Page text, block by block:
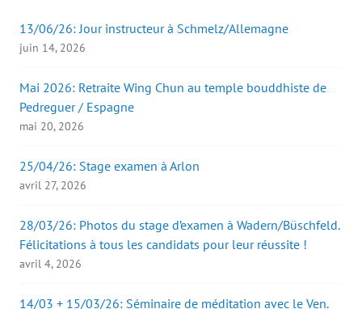
13/06/26: Jour instructeur à Schmelz/Allemagne
juin 14, 2026
Mai 2026: Retraite Wing Chun au temple bouddhiste de
Pedreguer / Espagne
mai 20, 2026
25/04/26: Stage examen à Arlon
avril 27, 2026
28/03/26: Photos du stage d’examen à Wadern/Büschfeld.
Félicitations à tous les candidats pour leur réussite !
avril 4, 2026
14/03 + 15/03/26: Séminaire de méditation avec le Ven.